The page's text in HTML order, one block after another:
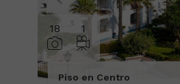
18 1
Piso en Centro